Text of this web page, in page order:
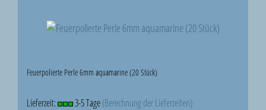
Feuerpolierte Perle 6mm aquamarine (20 Stück)
Lieferzeit: 3-5 Tage(Berechnung der Lieferzeiten)